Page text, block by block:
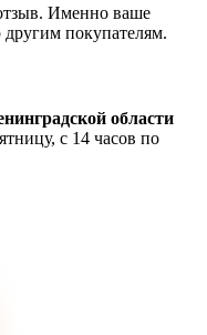
отзыв. Именно ваше
покупателям.
области
с 14 часов по